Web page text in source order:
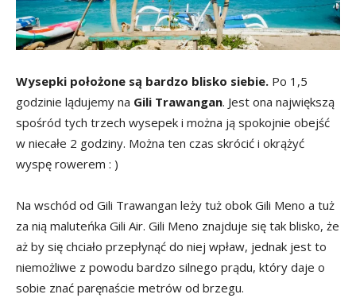
Wysepki położone są bardzo blisko siebie. Po 1,5
godzinie lądujemy na Gili Trawangan. Jest ona największą
spośród tych trzech wysepek i można ją spokojnie obejść
w niecałe 2 godziny. Można ten czas skrócić i okrążyć
wyspę rowerem : )
Na wschód od Gili Trawangan leży tuż obok Gili Meno a tuż
za nią maluteńka Gili Air. Gili Meno znajduje się tak blisko, że
aż by się chciało przepłynąć do niej wpław, jednak jest to
niemożliwe z powodu bardzo silnego prądu, który daje o
sobie znać paręnaście metrów od brzegu.